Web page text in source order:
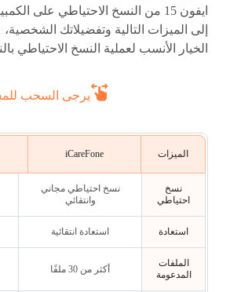
ايفون 15 من النسخ الاحتياطي على
إلى الميزات التالية وتفضيلاتك
الخيار الأنسب لعملية النسخ الاحتياطي
يرجى السحب
الميزات iCareFone
نسخ
احتياطي
نسخ احتياطي مجاني
وانتقائي
استعادة استعادة انتقائية
الملفات
المدعومة
أكثر من 30 ملفًا